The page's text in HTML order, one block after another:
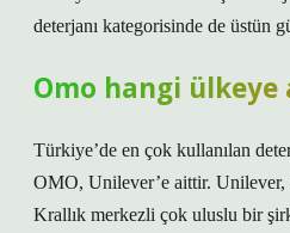
deterjanı kategorisinde de üstün
Omo hangi ülkeye
Türkiye’de en çok kullanılan
OMO, Unilever’e aittir.
Krallık merkezli çok uluslu bir